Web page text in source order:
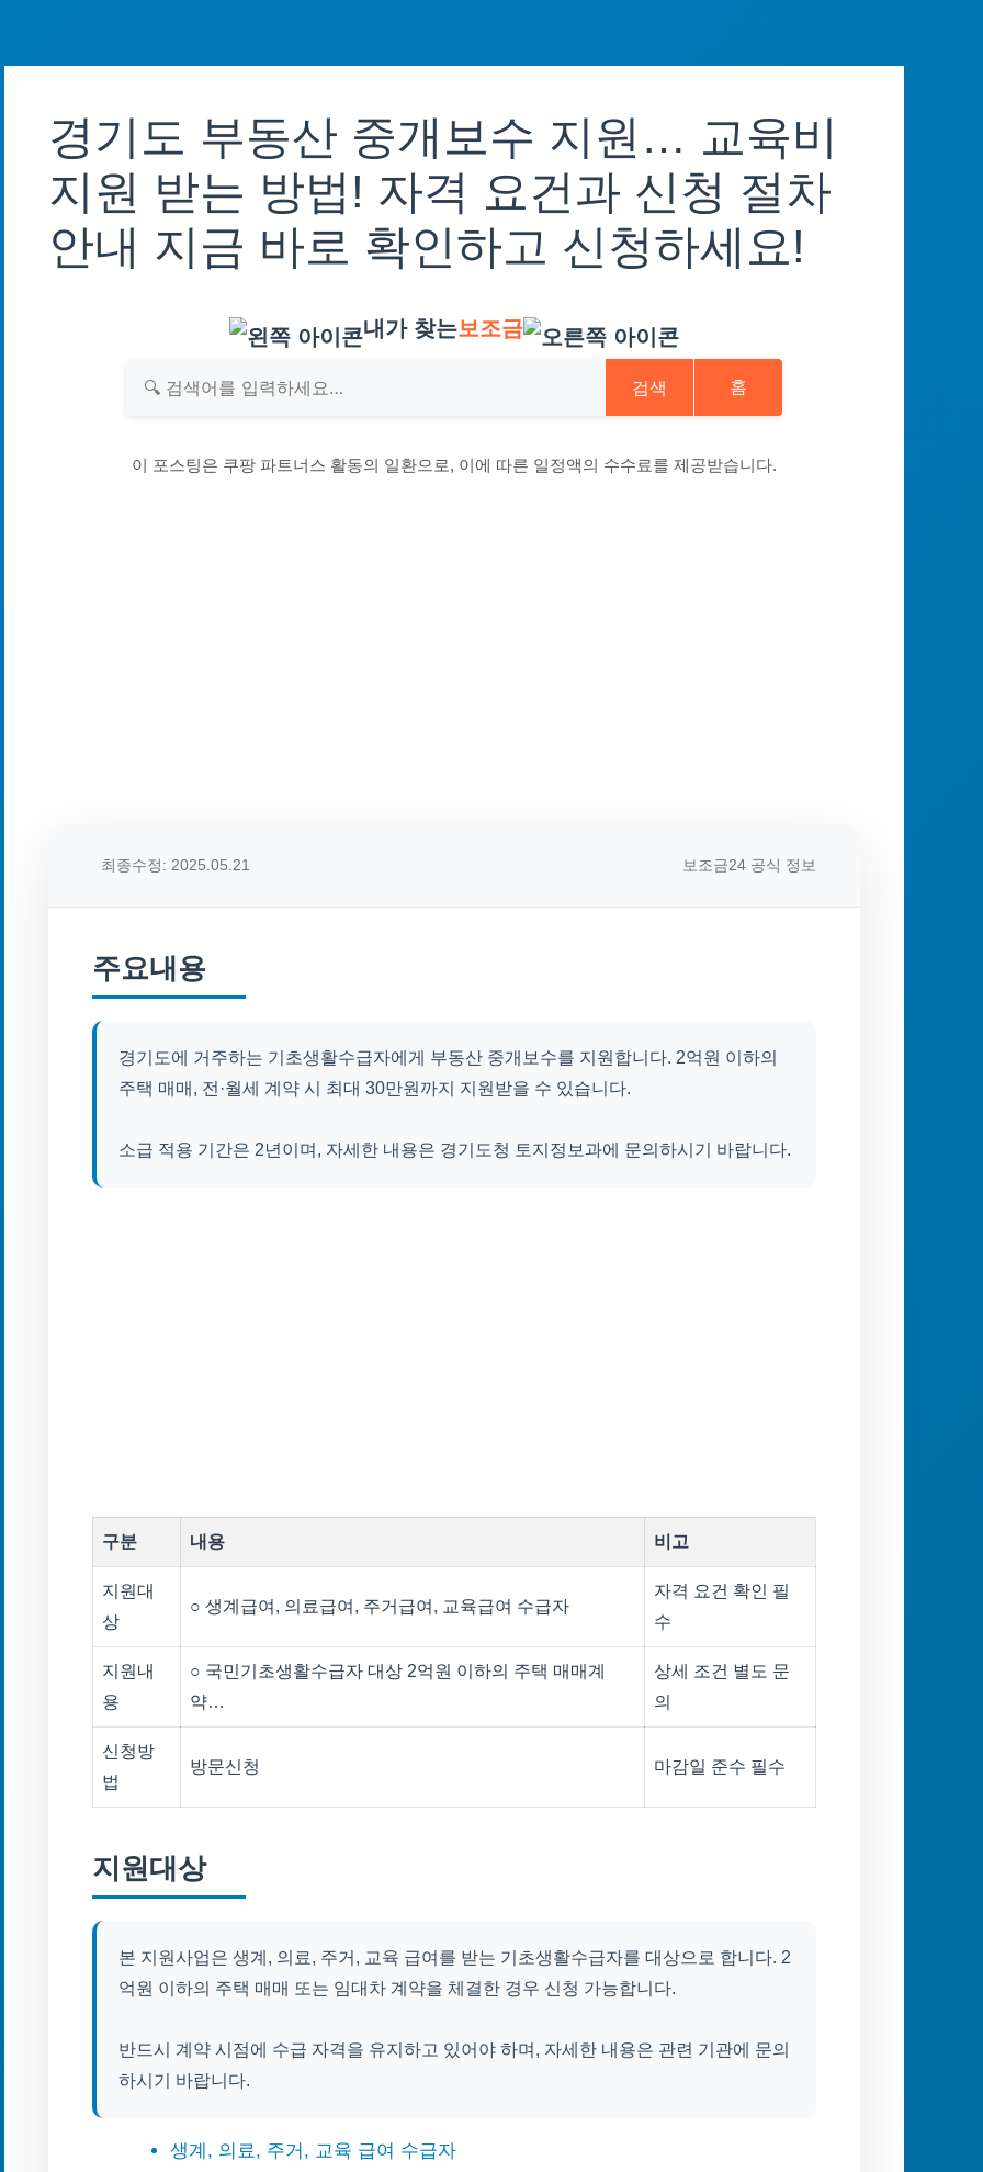
경기도 부동산 중개보수 지원… 교육비
지원 받는 방법! 자격 요건과 신청 절차
안내 지금 바로 확인하고 신청하세요!
내가 찾는보조금
검색 홈
이 포스팅은 쿠팡 파트너스 활동의 일환으로, 이에 따른 일정액의 수수료를 제공받습니다.
최종수정: 2025.05.21 보조금24 공식 정보
주요내용
경기도에 거주하는 기초생활수급자에게 부동산 중개보수를 지원합니다. 2억원 이하의
주택 매매, 전·월세 계약 시 최대 30만원까지 지원받을 수 있습니다.
소급 적용 기간은 2년이며, 자세한 내용은 경기도청 토지정보과에 문의하시기 바랍니다.
구분 내용 비고
지원대
상
○ 생계급여, 의료급여, 주거급여, 교육급여 수급자
자격 요건 확인 필
수
지원내
용
○ 국민기초생활수급자 대상 2억원 이하의 주택 매매계
약…
상세 조건 별도 문
의
신청방
법
방문신청 마감일 준수 필수
지원대상
본 지원사업은 생계, 의료, 주거, 교육 급여를 받는 기초생활수급자를 대상으로 합니다. 2
억원 이하의 주택 매매 또는 임대차 계약을 체결한 경우 신청 가능합니다.
반드시 계약 시점에 수급 자격을 유지하고 있어야 하며, 자세한 내용은 관련 기관에 문의
하시기 바랍니다.
생계, 의료, 주거, 교육 급여 수급자